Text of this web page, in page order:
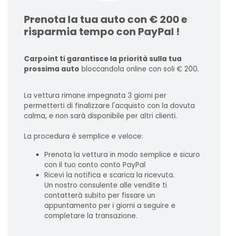
Prenota la tua auto con € 200 e
risparmia tempo con PayPal !
Carpoint ti garantisce la priorità sulla tua
prossima auto bloccandola online con soli € 200.
La vettura rimane impegnata 3 giorni per
permetterti di finalizzare l'acquisto con la dovuta
calma, e non sarà disponibile per altri clienti.
La procedura è semplice e veloce:
Prenota la vettura in modo semplice e sicuro
con il tuo conto conto PayPal
Ricevi la notifica e scarica la ricevuta.
Un nostro consulente alle vendite ti
contatterà subito per fissare un
appuntamento per i giorni a seguire e
completare la transazione.